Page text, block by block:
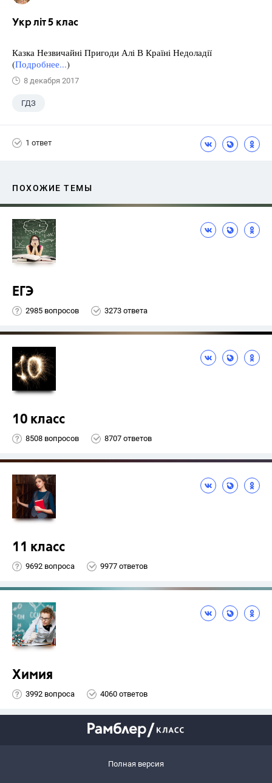
Укр літ 5 клас
Казка Незвичайні Пригоди Алі В Країні Недоладії
(Подробнее...)
8 декабря 2017
ГДЗ
1 ответ
ПОХОЖИЕ ТЕМЫ
ЕГЭ
2985 вопросов 3273 ответа
10 класс
8508 вопросов 8707 ответов
11 класс
9692 вопроса 9977 ответов
Химия
3992 вопроса 4060 ответов
Полная версия